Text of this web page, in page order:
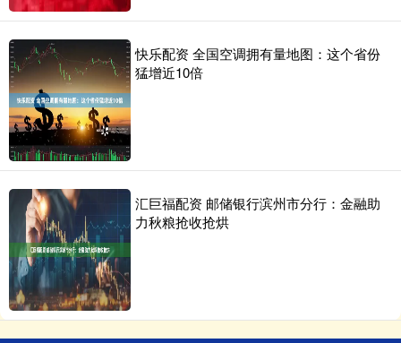
快乐配资 全国空调拥有量地图：这个省份
猛增近10倍
汇巨福配资 邮储银行滨州市分行：金融助
力秋粮抢收抢烘